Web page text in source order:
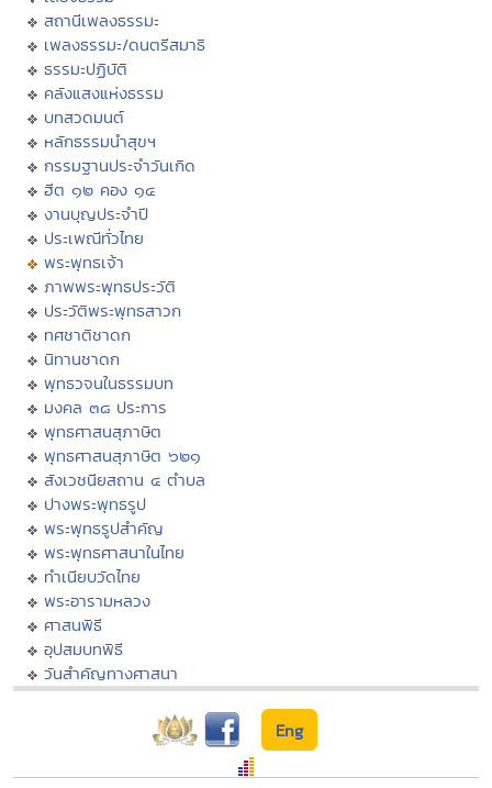
สถานีเพลงธรรมะ
เพลงธรรมะ/ดนตรีสมาธิ
ธรรมะปฏิบัติ
คลังแสงแห่งธรรม
บทสวดมนต์
หลักธรรมนำสุขฯ
กรรมฐานประจำวันเกิด
ฮีต ๑๒ คอง ๑๔
งานบุญประจำปี
ประเพณีทั่วไทย
พระพุทธเจ้า
ภาพพระพุทธประวัติ
ประวัติพระพุทธสาวก
ทศชาติชาดก
นิทานชาดก
พุทธวจนในธรรมบท
มงคล ๓๘ ประการ
พุทธศาสนสุภาษิต
พุทธศาสนสุภาษิต ๖๒๑
สังเวชนียสถาน ๔ ตำบล
ปางพระพุทธรูป
พระพุทธรูปสำคัญ
พระพุทธศาสนาในไทย
ทำเนียบวัดไทย
พระอารามหลวง
ศาสนพิธี
อุปสมบทพิธี
วันสำคัญทางศาสนา
Eng